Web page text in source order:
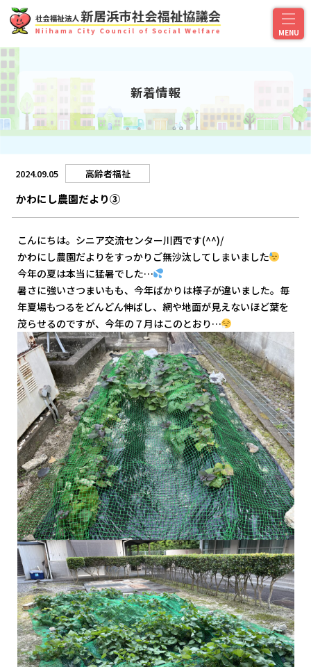
新着情報
2024.09.05 高齢者福祉
かわにし農園だより③
こんにちは。シニア交流センター川西です(^^)/
かわにし農園だよりをすっかりご無沙汰してしまいました
今年の夏は本当に猛暑でした…
暑さに強いさつまいもも、今年ばかりは様子が違いました。毎
年夏場もつるをどんどん伸ばし、網や地面が見えないほど葉を
茂らせるのですが、今年の７月はこのとおり…